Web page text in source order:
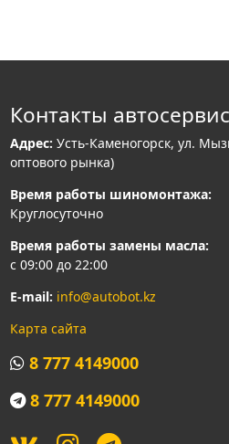
Контакты
Адрес: Усть-Каменогорск, ул.
оптового рынка)
Время работы шиномонтажа:
Круглосуточно
Время работы замены масла:
с 09:00 до 22:00
E-mail: info@autobot.kz
Карта сайта
8 777 4149000
8 777 4149000